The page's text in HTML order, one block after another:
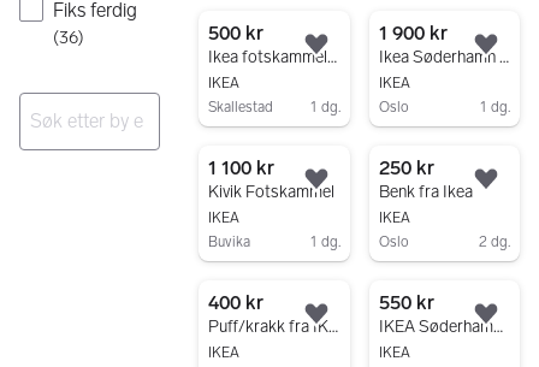
Fiks ferdig
(36)
500 kr
Ikea fotskammel med oppbevaring
IKEA
Skallestad
1 dg.
Legg til som favoritt.
1 900 kr
Ikea Søderhamn fotskammel
IKEA
Oslo
1 dg.
1 100 kr
Kivik Fotskammel
IKEA
Buvika
1 dg.
Legg til som favoritt.
250 kr
Benk fra Ikea
IKEA
Oslo
2 dg.
400 kr
Puff/krakk fra IKEA
IKEA
Legg til som favoritt.
550 kr
IKEA Søderhamn puffmodul
IKEA